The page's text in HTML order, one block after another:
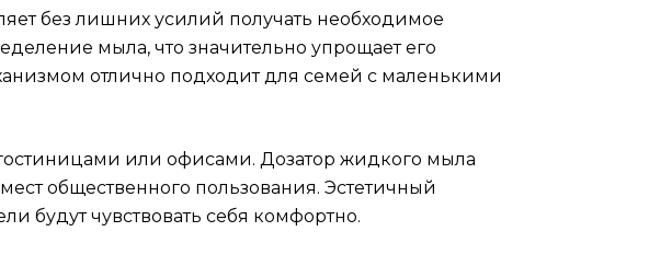
без лишних усилий получать необходимое
мыла, что значительно упрощает его
отлично подходит для семей с маленькими
или офисами. Дозатор жидкого мыла
общественного пользования. Эстетичный
будут чувствовать себя комфортно.